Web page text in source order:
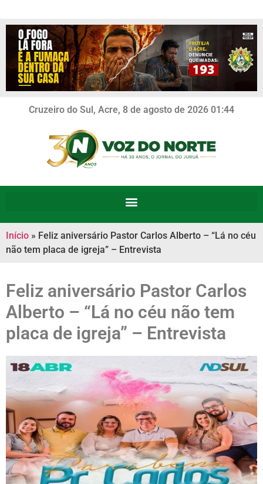
Cruzeiro do Sul, Acre, 8 de agosto de 2026 01:44
Início » Feliz aniversário Pastor Carlos Alberto – “Lá no céu
não tem placa de igreja” – Entrevista
Feliz aniversário Pastor Carlos
Alberto – “Lá no céu não tem
placa de igreja” – Entrevista